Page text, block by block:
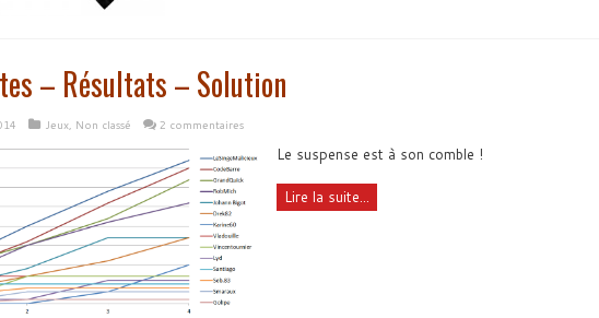
– Résultats – Solution
Jeux, Non classé 2 commentaires
Le suspense est à son comble !
Lire la suite...